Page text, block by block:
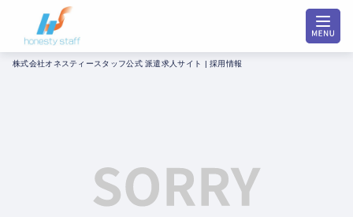
株式会社オネスティースタッフ公式 派遣求人サイト | 採用情報